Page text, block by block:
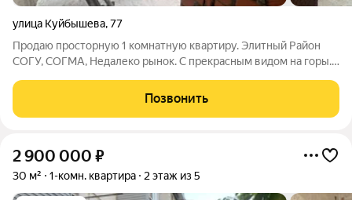
улица Куйбышева,77
Продаю просторную 1 комнатную квартиру. Элитный Район
СОГУ, СОГМА, Недалеко рынок. С прекрасным видом на горы.
версии банков России. Для клиентов-покупателей компании
Этажи содействие в
Позвонить
2 900 000 ₽
30 м² 1-комн. квартира 2 этаж из 5